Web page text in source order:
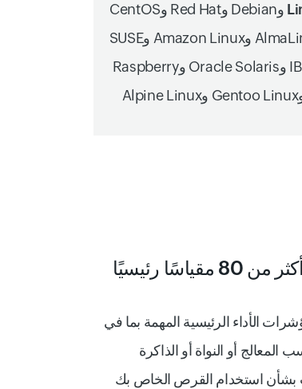
: Ubuntu وDebian وRed Hat وCentOS
وRocky Linux وOracle Linux وAlmaLinux وAmazon Linux وSUSE
وFedora وOSX وFreeBSD وIBM AIX وOracle Solaris وRaspberry
رئيسيًا
الأداء الرئيسية المهمة بما في
أو النواة أو الذاكرة
بشأن استخدام القرص الخاص بك